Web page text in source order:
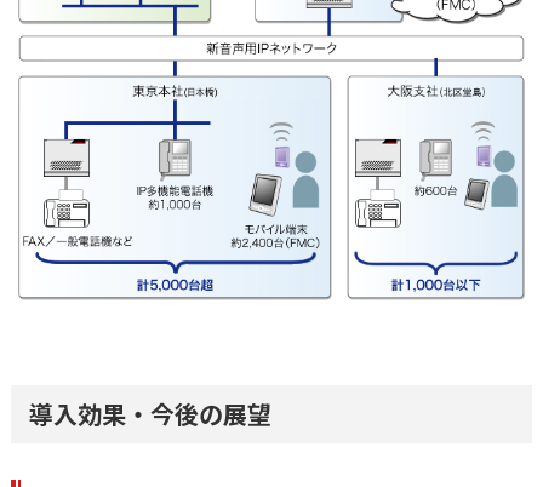
導入効果・今後の展望